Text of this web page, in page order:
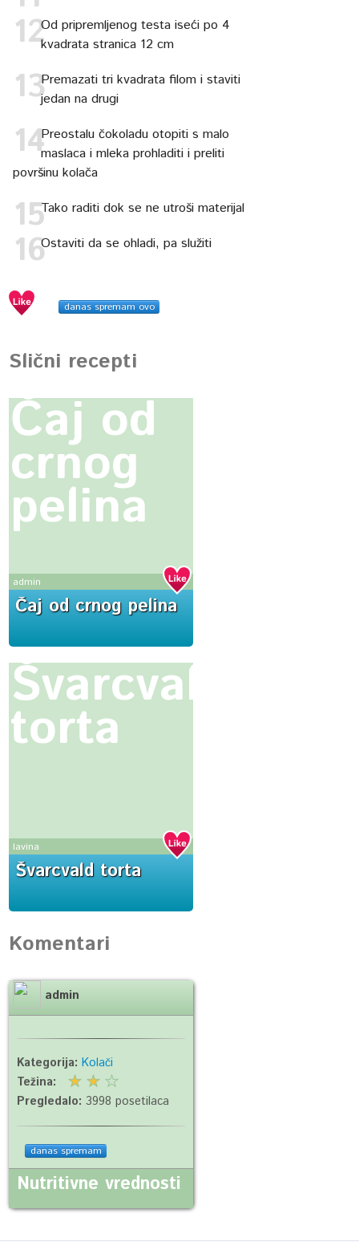
Od pripremljenog testa iseći po 4
kvadrata stranica 12 cm
Premazati tri kvadrata filom i staviti
jedan na drugi
Preostalu čokoladu otopiti s malo
maslaca i mleka prohladiti i preliti
površinu kolača
Tako raditi dok se ne utroši materijal
Ostaviti da se ohladi, pa služiti
danas spremam ovo
Slični recepti
Čaj od
crnog
pelina
admin
Čaj od crnog pelina
Švarcvald
torta
lavina
Švarcvald torta
Komentari
admin
Kategorija:Kolači
Težina:
Pregledalo: 3998 posetilaca
danas spremam
Nutritivne vrednosti